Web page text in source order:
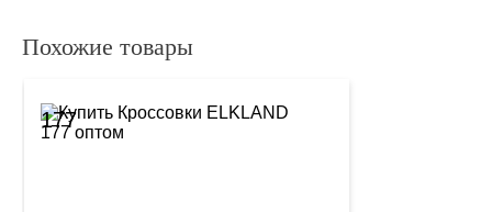
Похожие товары
177